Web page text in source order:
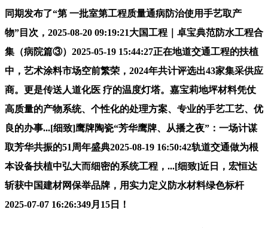
同期发布了“第 一批室第工程质量通病防治使用手艺取产
物”目次，2025-08-20 09:19:21大国工程｜卓宝典范防水工程合
集（病院篇③）2025-05-19 15:44:27正在地道交通工程的扶植
中，艺术涂料市场空前繁荣，2024年共计评选出43家集采供应
商。更是传送人道化医 疗的温度灯塔。嘉宝莉地坪材料凭仗
高质量的产物系统、个性化的处理方案、专业的手艺工艺、优
良的办事...[细致]鹰牌陶瓷“芳华鹰牌、从播之夜”：一场计谋
取芳华共振的51周年盛典2025-08-19 16:50:42轨道交通做为根
本设备扶植中弘大而细密的系统工程，...[细致]近日，宏恒达
斩获中国建材网保举品牌，用实力定义防水材料绿色标杆
2025-07-07 16:26:349月15日！